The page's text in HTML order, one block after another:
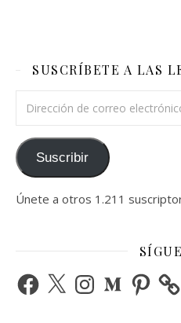
SUSCRÍBETE A LAS
Suscribir
Únete a otros 1.211
Facebook
X InstagramMediumPinterest